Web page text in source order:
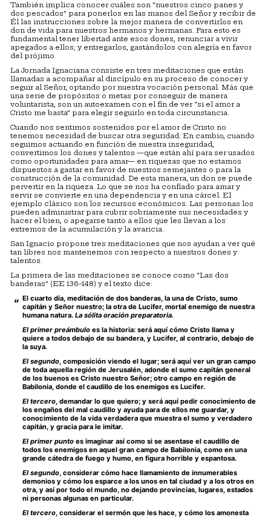
También implica conocer cuáles son “nuestros cinco panes y
dos pescados” para ponerlos en las manos del Señor y recibir de
Él las instrucciones sobre la mejor manera de convertirlos en
don de vida para nuestros hermanos y hermanas. Para esto es
fundamental tener libertad ante esos dones, renunciar a vivir
apegados a ellos; y entregarlos, gastándolos con alegría en favor
del prójimo.
La Jornada Ignaciana consiste en tres meditaciones que están
llamadas a acompañar al discípulo en su proceso de conocer y
seguir al Señor, optando por nuestra vocación personal. Más que
una serie de propósitos o metas por conseguir de manera
voluntarista, son un autoexamen con el fin de ver “si el amor a
Cristo me basta” para elegir seguirlo en toda circunstancia.
Cuando nos sentimos sostenidos por el amor de Cristo no
tenemos necesidad de buscar otra seguridad. En cambio, cuando
seguimos actuando en función de nuestra inseguridad,
convertimos los dones y talentos —que están ahí para ser usados
como oportunidades para amar— en riquezas que no estamos
dispuestos a gastar en favor de nuestros semejantes o para la
construcción de la comunidad. De esta manera, un don se puede
pervertir en la riqueza. Lo que se nos ha confiado para amar y
servir se convierte en una dependencia y en una cárcel. El
ejemplo clásico son los recursos económicos. Las personas los
pueden administrar para cubrir sobriamente sus necesidades y
hacer el bien, o apegarse tanto a ellos que les llevan a los
extremos de la acumulación y la avaricia.
San Ignacio propone tres meditaciones que nos ayudan a ver qué
tan libres nos mantenemos con respecto a nuestros dones y
talentos.
La primera de las meditaciones se conoce como “Las dos
banderas” (EE 136–148) y el texto dice:
El cuarto día, meditación de dos banderas, la una de Cristo, sumo
capitán y Señor nuestro; la otra de Lucifer, mortal enemigo de nuestra
humana natura. La sólita oración preparatoria.
El primer preámbulo es la historia: será aquí cómo Cristo llama y
quiere a todos debajo de su bandera, y Lucifer, al contrario, debajo de
la suya.
El segundo, composición viendo el lugar; será aquí ver un gran campo
de toda aquella región de Jerusalén, adonde el sumo capitán general
de los buenos es Cristo nuestro Señor; otro campo en región de
Babilonia, donde el caudillo de los enemigos es Lucifer.
El tercero, demandar lo que quiero; y será aquí pedir conocimiento de
los engaños del mal caudillo y ayuda para de ellos me guardar, y
conocimiento de la vida verdadera que muestra el sumo y verdadero
capitán, y gracia para le imitar.
El primer punto es imaginar así como si se asentase el caudillo de
todos los enemigos en aquel gran campo de Babilonia, como en una
grande cátedra de fuego y humo, en figura horrible y espantosa.
El segundo, considerar cómo hace llamamiento de innumerables
demonios y cómo los esparce a los unos en tal ciudad y a los otros en
otra, y así por todo el mundo, no dejando provincias, lugares, estados
ni personas algunas en particular.
El tercero, considerar el sermón que les hace, y cómo los amonesta